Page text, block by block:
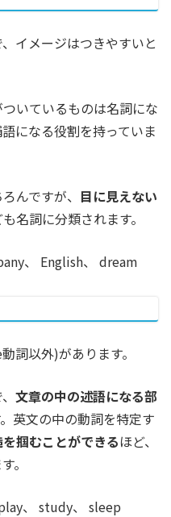
イメージはつきやすいと
ついているものは名詞にな
になる役割を持っていま
んですが、 目に見えない
名詞に分類されます。
、 English、 dream
詞以外)があります。
文章の中の述語になる部
英文の中の動詞を特定す
掴むことができるほど、
。
、 study、 sleep